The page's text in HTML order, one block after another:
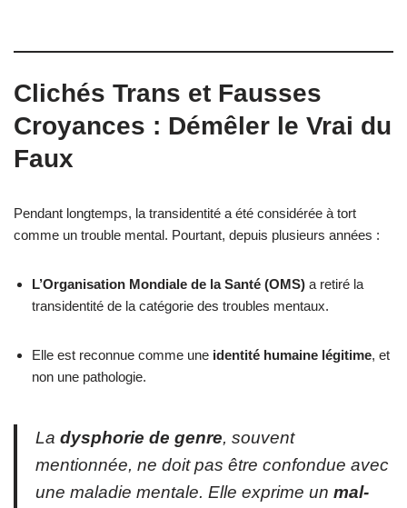
Clichés Trans et Fausses
Croyances : Démêler le Vrai du
Faux
Pendant longtemps, la transidentité a été considérée à tort
comme un trouble mental. Pourtant, depuis plusieurs années :
L’Organisation Mondiale de la Santé (OMS) a retiré la
transidentité de la catégorie des troubles mentaux.
Elle est reconnue comme une identité humaine légitime, et
non une pathologie.
La dysphorie de genre, souvent
mentionnée, ne doit pas être confondue avec
une maladie mentale. Elle exprime un mal-